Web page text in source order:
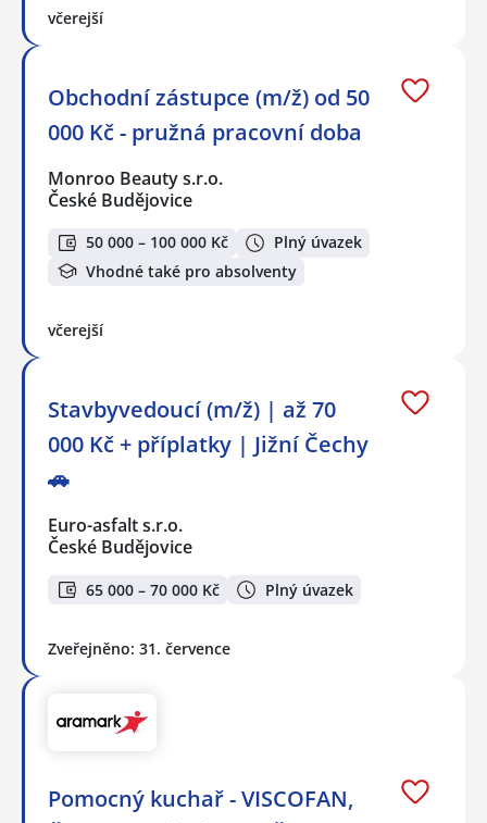
včerejší
Obchodní zástupce (m/ž) od 50
000 Kč - pružná pracovní doba
Monroo Beauty s.r.o.
České Budějovice
50 000 – 100 000 Kč
Plný úvazek
Vhodné také pro absolventy
včerejší
Stavbyvedoucí (m/ž) | až 70
000 Kč + příplatky | Jižní Čechy
🚗
Euro-asfalt s.r.o.
České Budějovice
65 000 – 70 000 Kč Plný úvazek
Zveřejněno: 31. července
Pomocný kuchař - VISCOFAN,